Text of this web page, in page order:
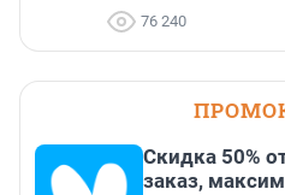
76 240
Скидка 50%
заказ,